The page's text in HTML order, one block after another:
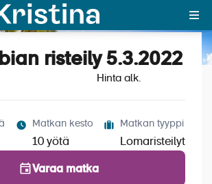
MAJAKKA-portaali
Yksin matkalle?
Äkkilähdöt
risteily 5.3.2022
Hinta alk.
Matkan kesto
10 yötä
Matkan tyyppi
Lomaristeilyt
Varaa matka